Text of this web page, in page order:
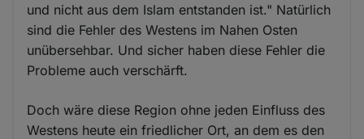
und nicht aus dem Islam entstanden ist." Natürlich
sind die Fehler des Westens im Nahen Osten
unübersehbar. Und sicher haben diese Fehler die
Probleme auch verschärft.
Doch wäre diese Region ohne jeden Einfluss des
Westens heute ein friedlicher Ort, an dem es den